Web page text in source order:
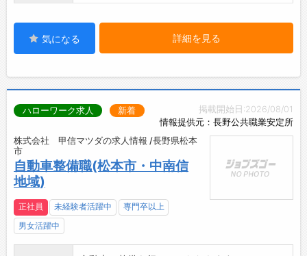
「最高級の車を整備してみたい」という憧れが
強く、入社前から輸入車に興味がありました。
ヤナセが取り扱う車は衝突防止システムが搭載
されていて、エレクトロニクス化や自動化が進
入車に関われることにやりがいを感じていま
す。
新人時代に、先輩から徹底的に車体を傷つけな
いコツや工程を学び、「信頼を得ることは難し
いが、信頼を失うのは一瞬」と教えていただき
取付ひとつにも細心の注意が必要となります。
と信じて働いてます。
気になる 詳細を見る
掲載開始日:2026/08/01
情報提供元：長野公共職業安定所
ハローワーク求人 新着
株式会社 甲信マツダの求人情報 /長野県松本
市
自動車整備職(松本市・中南信
地域)
正社員 未経験者活躍中
専門卒以上
男女活躍中